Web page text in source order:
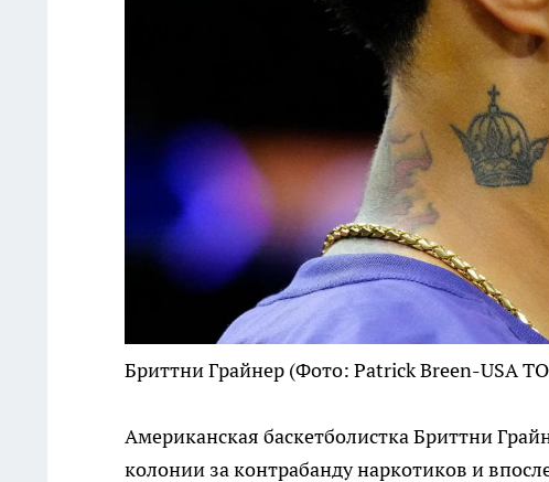
Бриттни Грайнер (Фото: Patrick Breen-USA
Американская баскетболистка Бриттни
колонии за контрабанду наркотиков и